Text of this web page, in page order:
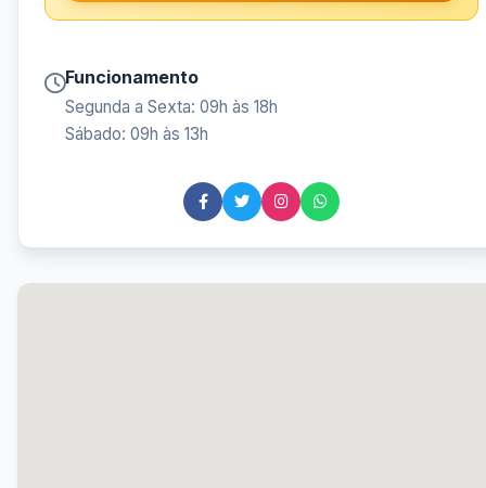
Funcionamento
Segunda a Sexta: 09h às 18h
Sábado: 09h às 13h